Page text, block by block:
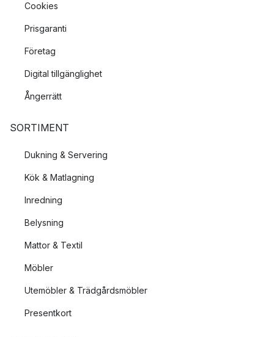
Cookies
Prisgaranti
Företag
Digital tillgänglighet
Ångerrätt
SORTIMENT
Dukning & Servering
Kök & Matlagning
Inredning
Belysning
Mattor & Textil
Möbler
Utemöbler & Trädgårdsmöbler
Presentkort